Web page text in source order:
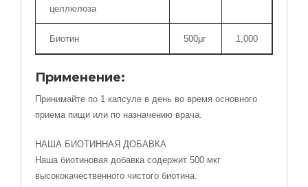
целлюлоза
Биотин 500μг 1,000
Применение:
Принимайте по 1 капсуле в день во время основного
приема пищи или по назначению врача.
НАША БИОТИННАЯ ДОБАВКА
Наша биотиновая добавка содержит 500 мкг
высококачественного чистого биотина.